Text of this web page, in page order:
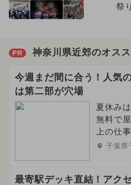
祭
PR 神奈川県近郊のオス
今週まだ間に合う！人気
は第二部が穴場
夏休み
無料で
上の仕
千葉県
最寄駅デッキ直結！アク